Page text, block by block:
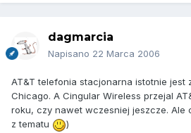
dagmarcia
Napisano 22 Marca 2006
AT&T telefonia stacjonarna istotnie jest
Chicago. A Cingular Wireless przejal
roku, czy nawet wczesniej jeszcze. Ale
z tematu
)